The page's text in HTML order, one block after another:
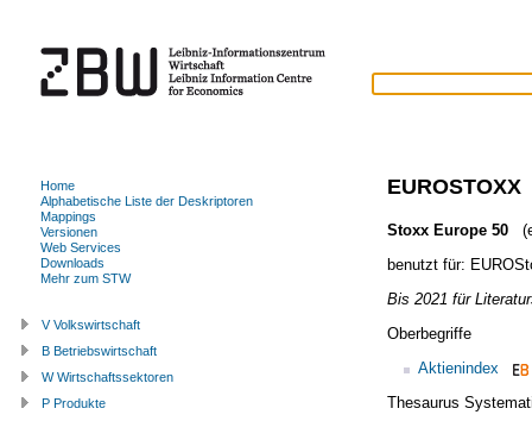
EUROSTOXX
Stoxx Europe 50
benutzt für:
Bis 2021 für
Oberbegriffe
Aktienindex
Thesaurus
Home
Alphabetische Liste der Deskriptoren
Mappings
Versionen
Web Services
Downloads
Mehr zum STW
V Volkswirtschaft
B Betriebswirtschaft
W Wirtschaftssektoren
P Produkte